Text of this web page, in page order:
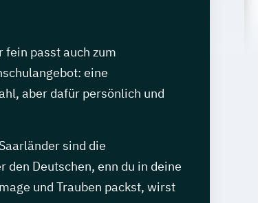
fein passt auch zum
eine
aber dafür persönlich und
sind die
den Deutschen, enn du in deine
und Trauben packst, wirst